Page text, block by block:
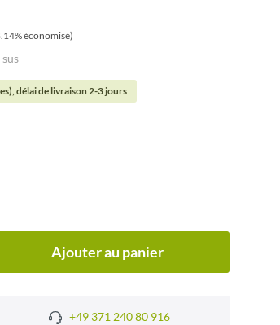
économisé)
délai de livraison 2-3 jours
Ajouter au panier
+49 371 240 80 916